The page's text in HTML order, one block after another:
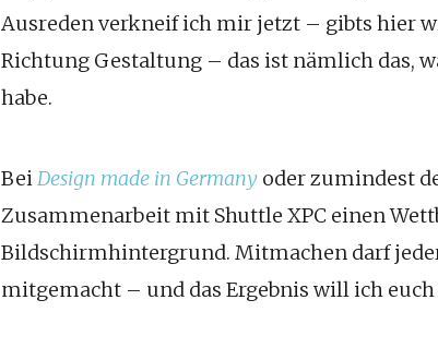
Ausreden verkneif ich mir jetzt – gibts hier
Richtung Gestaltung – das ist nämlich das,
habe.
BeiDesign made in Germany oder zumindest
Zusammenarbeit mit Shuttle XPC einen
Bildschirmhintergrund. Mitmachen darf
mitgemacht – und das Ergebnis will ich